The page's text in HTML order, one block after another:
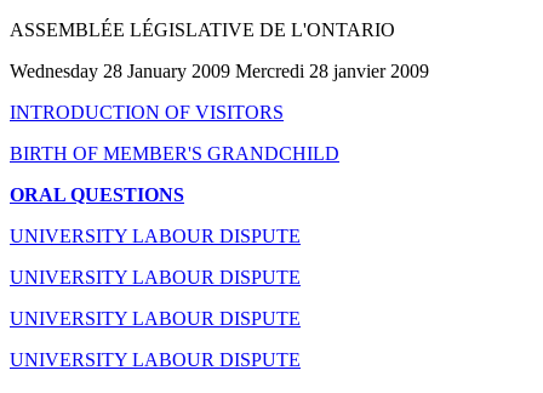
ASSEMBLÉE LÉGISLATIVE DE L'ONTARIO
Wednesday 28 January 2009 Mercredi 28 janvier 2009
INTRODUCTION OF VISITORS
BIRTH OF MEMBER'S GRANDCHILD
ORAL QUESTIONS
UNIVERSITY LABOUR DISPUTE
UNIVERSITY LABOUR DISPUTE
UNIVERSITY LABOUR DISPUTE
UNIVERSITY LABOUR DISPUTE